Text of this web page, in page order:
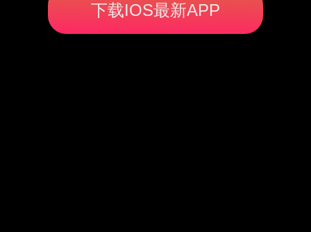
下载IOS最新APP